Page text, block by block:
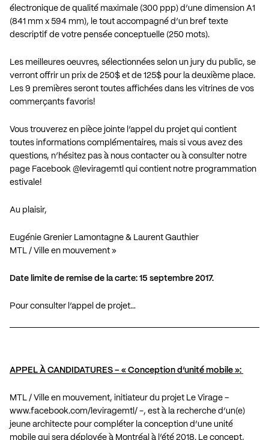
électronique de qualité maximale (300 ppp) d’une dimension A1
(841 mm x 594 mm), le tout accompagné d’un bref texte
descriptif de votre pensée conceptuelle (250 mots).
Les meilleures oeuvres, sélectionnées selon un jury du public, se
verront offrir un prix de 250$ et de 125$ pour la deuxième place.
Les 9 premières seront toutes affichées dans les vitrines de vos
commerçants favoris!
Vous trouverez en pièce jointe l’appel du projet qui contient
toutes informations complémentaires, mais si vous avez des
questions, n’hésitez pas à nous contacter ou à consulter notre
page Facebook @leviragemtl qui contient notre programmation
estivale!
Au plaisir,
Eugénie Grenier Lamontagne & Laurent Gauthier
MTL / Ville en mouvement »
Date limite de remise de la carte: 15 septembre 2017.
Pour consulter l’appel de projet…
APPEL À CANDIDATURES – « Conception d’unité mobile »:
MTL / Ville en mouvement, initiateur du projet Le Virage –
www.facebook.com/leviragemtl/ -, est à la recherche d’un(e)
jeune architecte pour compléter la conception d’une unité
mobile qui sera déployée à Montréal à l’été 2018. Le concept,